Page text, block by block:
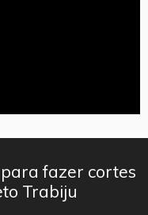
para fazer cortes
Trabiju